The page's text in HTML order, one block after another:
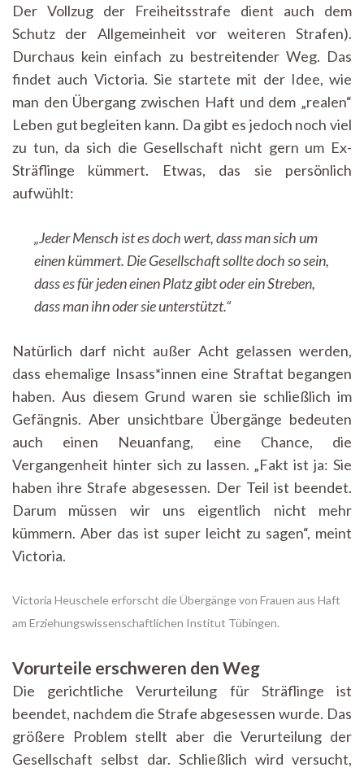
Der Vollzug der Freiheitsstrafe dient auch dem
Schutz der Allgemeinheit vor weiteren Strafen).
Durchaus kein einfach zu bestreitender Weg. Das
findet auch Victoria. Sie startete mit der Idee, wie
man den Übergang zwischen Haft und dem „realen“
Leben gut begleiten kann. Da gibt es jedoch noch viel
zu tun, da sich die Gesellschaft nicht gern um Ex-
Sträflinge kümmert. Etwas, das sie persönlich
aufwühlt:
„Jeder Mensch ist es doch wert, dass man sich um
einen kümmert. Die Gesellschaft sollte doch so sein,
dass es für jeden einen Platz gibt oder ein Streben,
dass man ihn oder sie unterstützt.“
Natürlich darf nicht außer Acht gelassen werden,
dass ehemalige Insass*innen eine Straftat begangen
haben. Aus diesem Grund waren sie schließlich im
Gefängnis. Aber unsichtbare Übergänge bedeuten
auch einen Neuanfang, eine Chance, die
Vergangenheit hinter sich zu lassen. „Fakt ist ja: Sie
haben ihre Strafe abgesessen. Der Teil ist beendet.
Darum müssen wir uns eigentlich nicht mehr
kümmern. Aber das ist super leicht zu sagen“, meint
Victoria.
Victoria Heuschele erforscht die Übergänge von Frauen aus Haft
am Erziehungswissenschaftlichen Institut Tübingen.
Vorurteile erschweren den Weg
Die gerichtliche Verurteilung für Sträflinge ist
beendet, nachdem die Strafe abgesessen wurde. Das
größere Problem stellt aber die Verurteilung der
Gesellschaft selbst dar. Schließlich wird versucht,